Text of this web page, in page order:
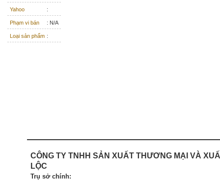
Yahoo :
Phạm vi bán : N/A
Loại sản phẩm :
CÔNG TY TNHH SẢN XUẤT THƯƠNG MẠI VÀ
LỘC
Trụ sở chính: